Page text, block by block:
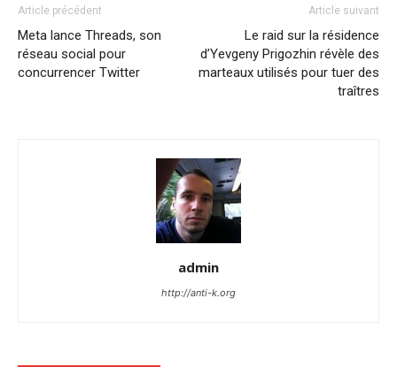
Article précédent
Meta lance Threads, son
réseau social pour
concurrencer Twitter
Article suivant
Le raid sur la résidence
d’Yevgeny Prigozhin révèle des
marteaux utilisés pour tuer des
traîtres
admin
http://anti-k.org